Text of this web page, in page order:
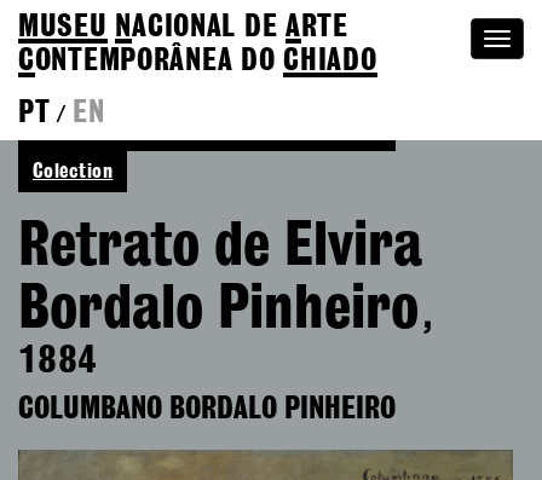
MUSEU NACIONAL DEA RTE
CONTEMPORÂNEA DOCHIADO
PT
/ EN
Colection
Retrato de Elvira
Bordalo Pinheiro ,
1884
COLUMBANO BORDALO PINHEIRO